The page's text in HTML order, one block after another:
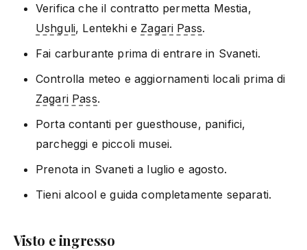
Verifica che il contratto permetta Mestia,
Ushguli, Lentekhi e Zagari Pass.
Fai carburante prima di entrare in Svaneti.
Controlla meteo e aggiornamenti locali prima di
Zagari Pass.
Porta contanti per guesthouse, panifici,
parcheggi e piccoli musei.
Prenota in Svaneti a luglio e agosto.
Tieni alcool e guida completamente separati.
Visto e ingresso